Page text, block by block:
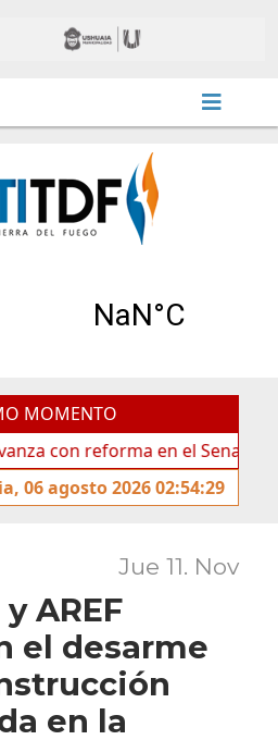
MOMENTO
reforma en el Senado
06 agosto 2026 02:54:29
Jue 11. Nov
AREF
el desarme
en la